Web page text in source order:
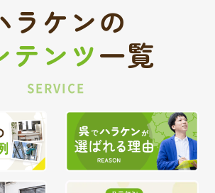
ラケンの
テンツ一覧
SERVICE